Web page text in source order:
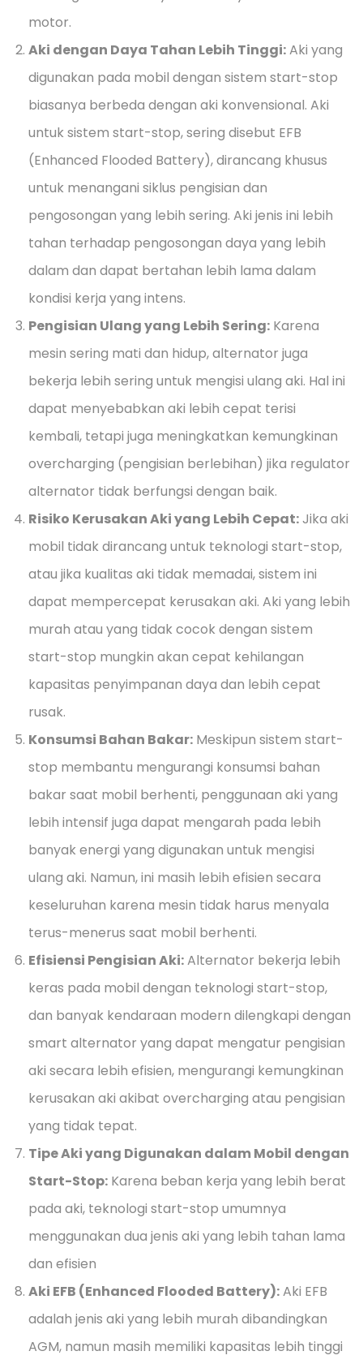
motor.
Aki dengan Daya Tahan Lebih Tinggi:Aki yang
digunakan pada mobil dengan sistem start-stop
biasanya berbeda dengan aki konvensional. Aki
untuk sistem start-stop, sering disebut EFB
(Enhanced Flooded Battery), dirancang khusus
untuk menangani siklus pengisian dan
pengosongan yang lebih sering. Aki jenis ini lebih
tahan terhadap pengosongan daya yang lebih
dalam dan dapat bertahan lebih lama dalam
kondisi kerja yang intens.
Pengisian Ulang yang Lebih Sering: Karena
mesin sering mati dan hidup, alternator juga
bekerja lebih sering untuk mengisi ulang aki. Hal ini
dapat menyebabkan aki lebih cepat terisi
kembali, tetapi juga meningkatkan kemungkinan
overcharging (pengisian berlebihan) jika regulator
alternator tidak berfungsi dengan baik.
Risiko Kerusakan Aki yang Lebih Cepat:Jika aki
mobil tidak dirancang untuk teknologi start-stop,
atau jika kualitas aki tidak memadai, sistem ini
dapat mempercepat kerusakan aki. Aki yang lebih
murah atau yang tidak cocok dengan sistem
start-stop mungkin akan cepat kehilangan
kapasitas penyimpanan daya dan lebih cepat
rusak.
Konsumsi Bahan Bakar: Meskipun sistem start-
stop membantu mengurangi konsumsi bahan
bakar saat mobil berhenti, penggunaan aki yang
lebih intensif juga dapat mengarah pada lebih
banyak energi yang digunakan untuk mengisi
ulang aki. Namun, ini masih lebih efisien secara
keseluruhan karena mesin tidak harus menyala
terus-menerus saat mobil berhenti.
Efisiensi Pengisian Aki:Alternator bekerja lebih
keras pada mobil dengan teknologi start-stop,
dan banyak kendaraan modern dilengkapi dengan
smart alternator yang dapat mengatur pengisian
aki secara lebih efisien, mengurangi kemungkinan
kerusakan aki akibat overcharging atau pengisian
yang tidak tepat.
Tipe Aki yang Digunakan dalam Mobil dengan
Start-Stop: Karena beban kerja yang lebih berat
pada aki, teknologi start-stop umumnya
menggunakan dua jenis aki yang lebih tahan lama
dan efisien
Aki EFB (Enhanced Flooded Battery):Aki EFB
adalah jenis aki yang lebih murah dibandingkan
AGM, namun masih memiliki kapasitas lebih tinggi